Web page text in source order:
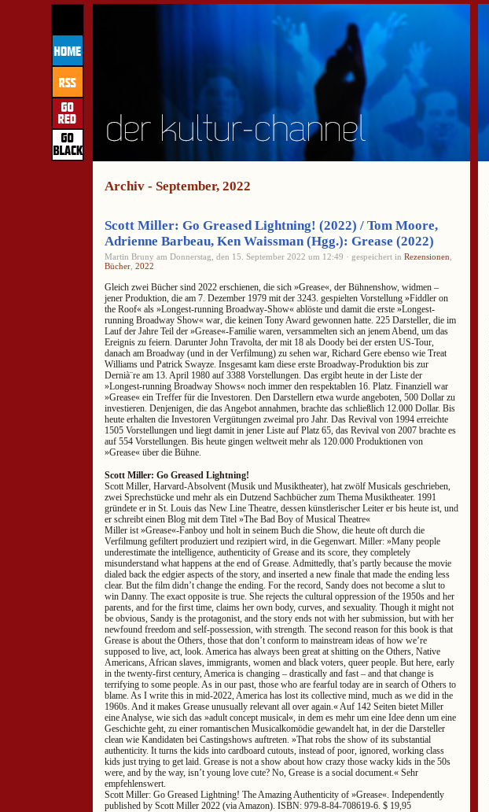
Archiv - September, 2022
Scott Miller: Go Greased Lightning! (2022) / Tom Moore,
Adrienne Barbeau, Ken Waissman (Hgg.): Grease (2022)
Martin Bruny am Donnerstag, den 15. September 2022 um 12:49 · gespeichert in Rezensionen
Bücher 2022
Gleich zwei Bücher sind 2022 erschienen, die sich »Grease«, der Bühnenshow, widmen –
jener Produktion, die am 7. Dezember 1979 mit der 3243. gespielten Vorstellung »Fiddler on
the Roof« als »Longest-running Broadway-Show« ablöste und damit die erste »Longest-
running Broadway Show« war, die keinen Tony Award gewonnen hatte. 225 Darsteller, die im
Lauf der Jahre Teil der »Grease«-Familie waren, versammelten sich an jenem Abend, um das
Ereignis zu feiern. Darunter John Travolta, der mit 18 als Doody bei der ersten US-Tour,
danach am Broadway (und in der Verfilmung) zu sehen war, Richard Gere ebenso wie Treat
Williams und Patrick Swayze. Insgesamt kam diese erste Broadway-Produktion bis zur
Dernià¨re am 13. April 1980 auf 3388 Vorstellungen. Das ergibt heute in der Liste der
»Longest-running Broadway Shows« noch immer den respektablen 16. Platz. Finanziell war
»Grease« ein Treffer für die Investoren. Den Darstellern etwa wurde angeboten, 500 Dollar zu
investieren. Denjenigen, die das Angebot annahmen, brachte das schließlich 12.000 Dollar. Bis
heute erhalten die Investoren Vergütungen zweimal pro Jahr. Das Revival von 1994 erreichte
1505 Vorstellungen und liegt damit in jener Liste auf Platz 65, das Revival von 2007 brachte es
auf 554 Vorstellungen. Bis heute gingen weltweit mehr als 120.000 Produktionen von
»Grease« über die Bühne.
Scott Miller: Go Greased Lightning!
Scott Miller, Harvard-Absolvent (Musik und Musiktheater), hat zwölf Musicals geschrieben,
zwei Sprechstücke und mehr als ein Dutzend Sachbücher zum Thema Musiktheater. 1991
gründete er in St. Louis das New Line Theatre, dessen künstlerischer Leiter er bis heute ist, und
er schreibt einen Blog mit dem Titel »The Bad Boy of Musical Theatre«
Miller ist »Grease«-Fanboy und holt in seinem Buch die Show, die heute oft durch die
Verfilmung gefiltert produziert und rezipiert wird, in die Gegenwart. Miller: »Many people
underestimate the intelligence, authenticity of Grease and its score, they completely
misunderstand what happens at the end of Grease. Admittedly, that’s partly because the movie
dialed back the edgier aspects of the story, and inserted a new finale that made the ending less
clear. But the film didn’t change the ending. For the record, Sandy does not become a slut to
win Danny. The exact opposite is true. She rejects the cultural oppression of the 1950s and her
parents, and for the first time, claims her own body, curves, and sexuality. Though it might not
be obvious, Sandy is the protagonist, and the story ends not with her submission, but with her
newfound freedom and self-possession, with strength. The second reason for this book is that
Grease is about the Others, those that don’t conform to mainstream ideas of how we’re
supposed to live, act, look. America has always been great at shitting on the Others, Native
Americans, African slaves, immigrants, women and black voters, queer people. But here, early
in the twenty-first century, America is changing – drastically and fast – and that change is
terrifying to some people. As in our past, those who are fearful today are in search of Others to
blame. As I write this in mid-2022, America has lost its collective mind, much as we did in the
1960s. And it makes Grease unusually relevant all over again.« Auf 142 Seiten bietet Miller
eine Analyse, wie sich das »adult concept musical«, in dem es mehr um eine Idee denn um eine
Geschichte geht, zu einer romantischen Musicalkomödie gewandelt hat, in der die Darsteller
clean wie Kandidaten bei Castingshows auftreten. »That robs the show of its substantial
authenticity. It turns the kids into cardboard cutouts, instead of poor, ignored, working class
kids just trying to get laid. Grease is not a show about how crazy those wacky kids in the 50s
were, and by the way, isn’t young love cute? No, Grease is a social document.« Sehr
empfehlenswert.
Scott Miller: Go Greased Lightning! The Amazing Authenticity of »Grease«. Independently
published by Scott Miller 2022 (via Amazon). ISBN: 979-8-84-708619-6. $ 19,95